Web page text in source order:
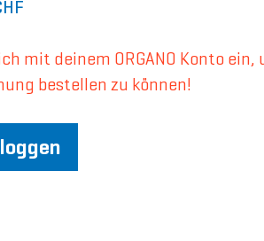
mit deinem ORGANO Konto ein,
bestellen zu können!